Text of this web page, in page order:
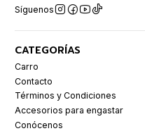
Síguenos
CATEGORÍAS
Carro
Contacto
Términos y Condiciones
Accesorios para engastar
Conócenos